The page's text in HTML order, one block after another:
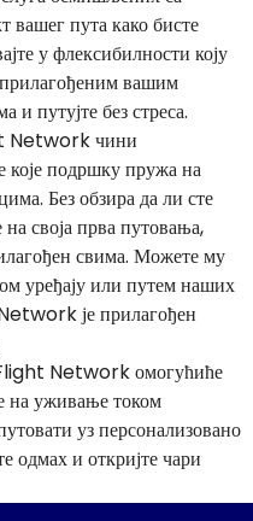
вашег пута како бисте
у флексибилности коју
вашим
путујте без стреса.
Network чини
које подршку пружа на
Без обзира да ли сте
своја прва путовања,
свима. Можете му
уређају или путем наших
је прилагођен
Flight Network омогућиће
на уживање током
уз персонализовано
одмах и откријте чари